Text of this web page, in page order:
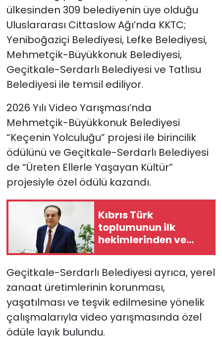
ülkesinden 309 belediyenin üye olduğu
Uluslararası Cittaslow Ağı’nda KKTC;
Yeniboğaziçi Belediyesi, Lefke Belediyesi,
Mehmetçik-Büyükkonuk Belediyesi,
Geçitkale-Serdarlı Belediyesi ve Tatlısu
Belediyesi ile temsil ediliyor.
2026 Yılı Video Yarışması’nda
Mehmetçik-Büyükkonuk Belediyesi
“Keçenin Yolculuğu” projesi ile birincilik
ödülünü ve Geçitkale-Serdarlı Belediyesi
de “Üreten Ellerle Yaşayan Kültür”
projesiyle özel ödülü kazandı.
Kıbrıs Türk
toplumunun ilk
hekimlerinden ve
siyasi isimlerinden
Erkman hayatını
kaybetti
Geçitkale-Serdarlı Belediyesi ayrıca, yerel
zanaat üretimlerinin korunması,
yaşatılması ve teşvik edilmesine yönelik
çalışmalarıyla video yarışmasında özel
ödüle layık bulundu.
YAŞAM
Yazarlar